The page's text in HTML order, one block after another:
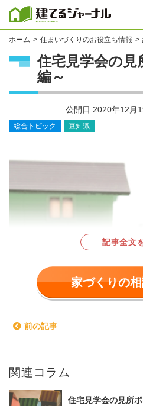
ホーム 住まいづくりのお役立ち情報
住宅見学会の見
編～
公開日 2020年12月
総合トピック 豆知識
的かと思いますが、ハウスメ
トにも足を運んでみてはいかが
記事全文
家づくりの
前の記事
関連コラム
住宅見学会の見所